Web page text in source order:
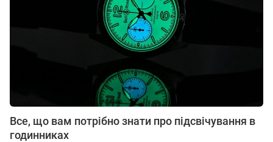
Все, що вам потрібно знати про підсвічування в
годинниках